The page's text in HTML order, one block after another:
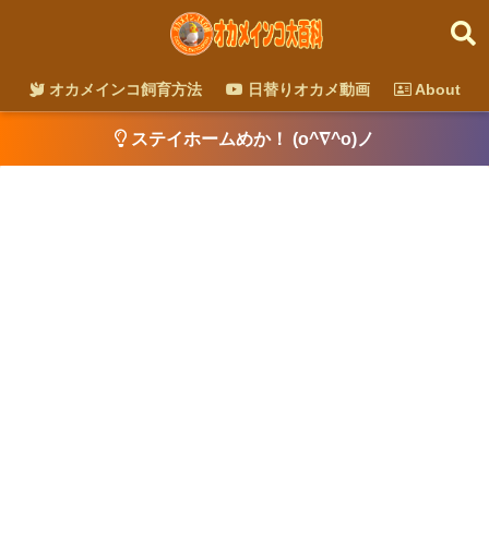
オカメインコ飼育方法 日替りオカメ動画 About
ステイホームめか！ (o^∇^o)ノ